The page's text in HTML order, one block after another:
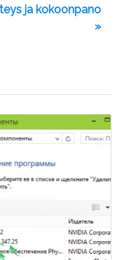
ja kokoonpano
»